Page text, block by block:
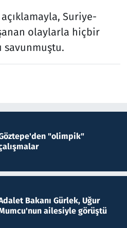
Suriye-
olaylarla hiçbir
savunmuştu.
"olimpik"
Bakanı Gürlek, Uğur
ailesiyle görüştü